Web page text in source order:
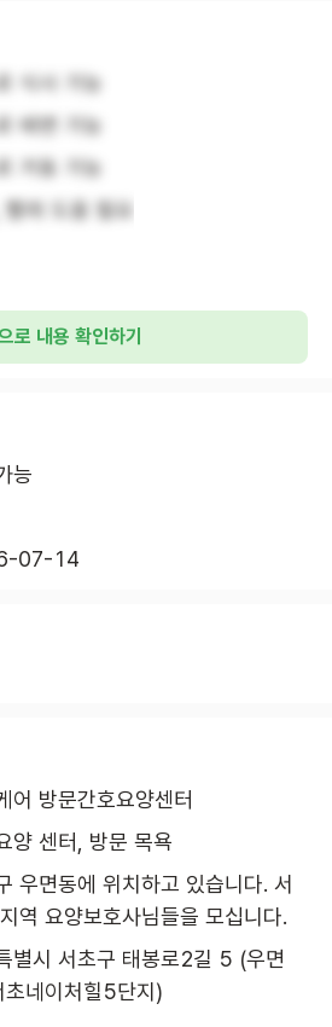
식사 가능
배변 가능
거동 가능
빨래 도움 필요
로 내용 확인하기
능
07-14
어 방문간호요양센터
양 센터, 방문 목욕
우면동에 위치하고 있습니다. 서
역 요양보호사님들을 모십니다.
별시 서초구 태봉로2길 5 (우면
초네이처힐5단지)